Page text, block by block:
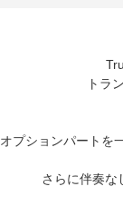
トラ
オプションパートを
さらに伴奏な